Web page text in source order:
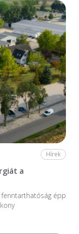
Hírek
a
fenntarthatóság épp